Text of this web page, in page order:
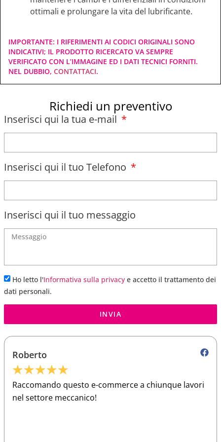
ottimali e prolungare la vita del lubrificante.
IMPORTANTE: I RIFERIMENTI AI CODICI ORIGINALI SONO
INDICATIVI; IL PRODOTTO RICERCATO VA SEMPRE
VERIFICATO CON L’IMMAGINE ED I DATI TECNICI FORNITI.
NEL DUBBIO, CONTATTACI.
Richiedi un preventivo
Inserisci qui la tua e-mail
Inserisci qui il tuo Telefono
Inserisci qui il tuo messaggio
Ho letto l'Informativa sulla privacy e accetto il trattamento dei
dati personali.
INVIA
Roberto
★★★★★
Raccomando questo e-commerce a chiunque lavori
nel settore meccanico!